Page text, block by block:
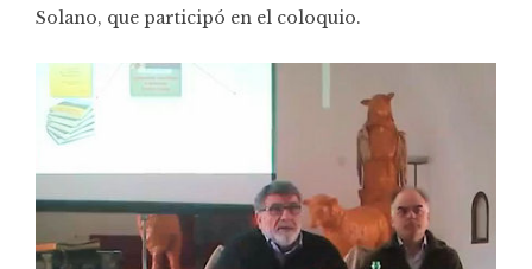
Solano, que participó en el coloquio.